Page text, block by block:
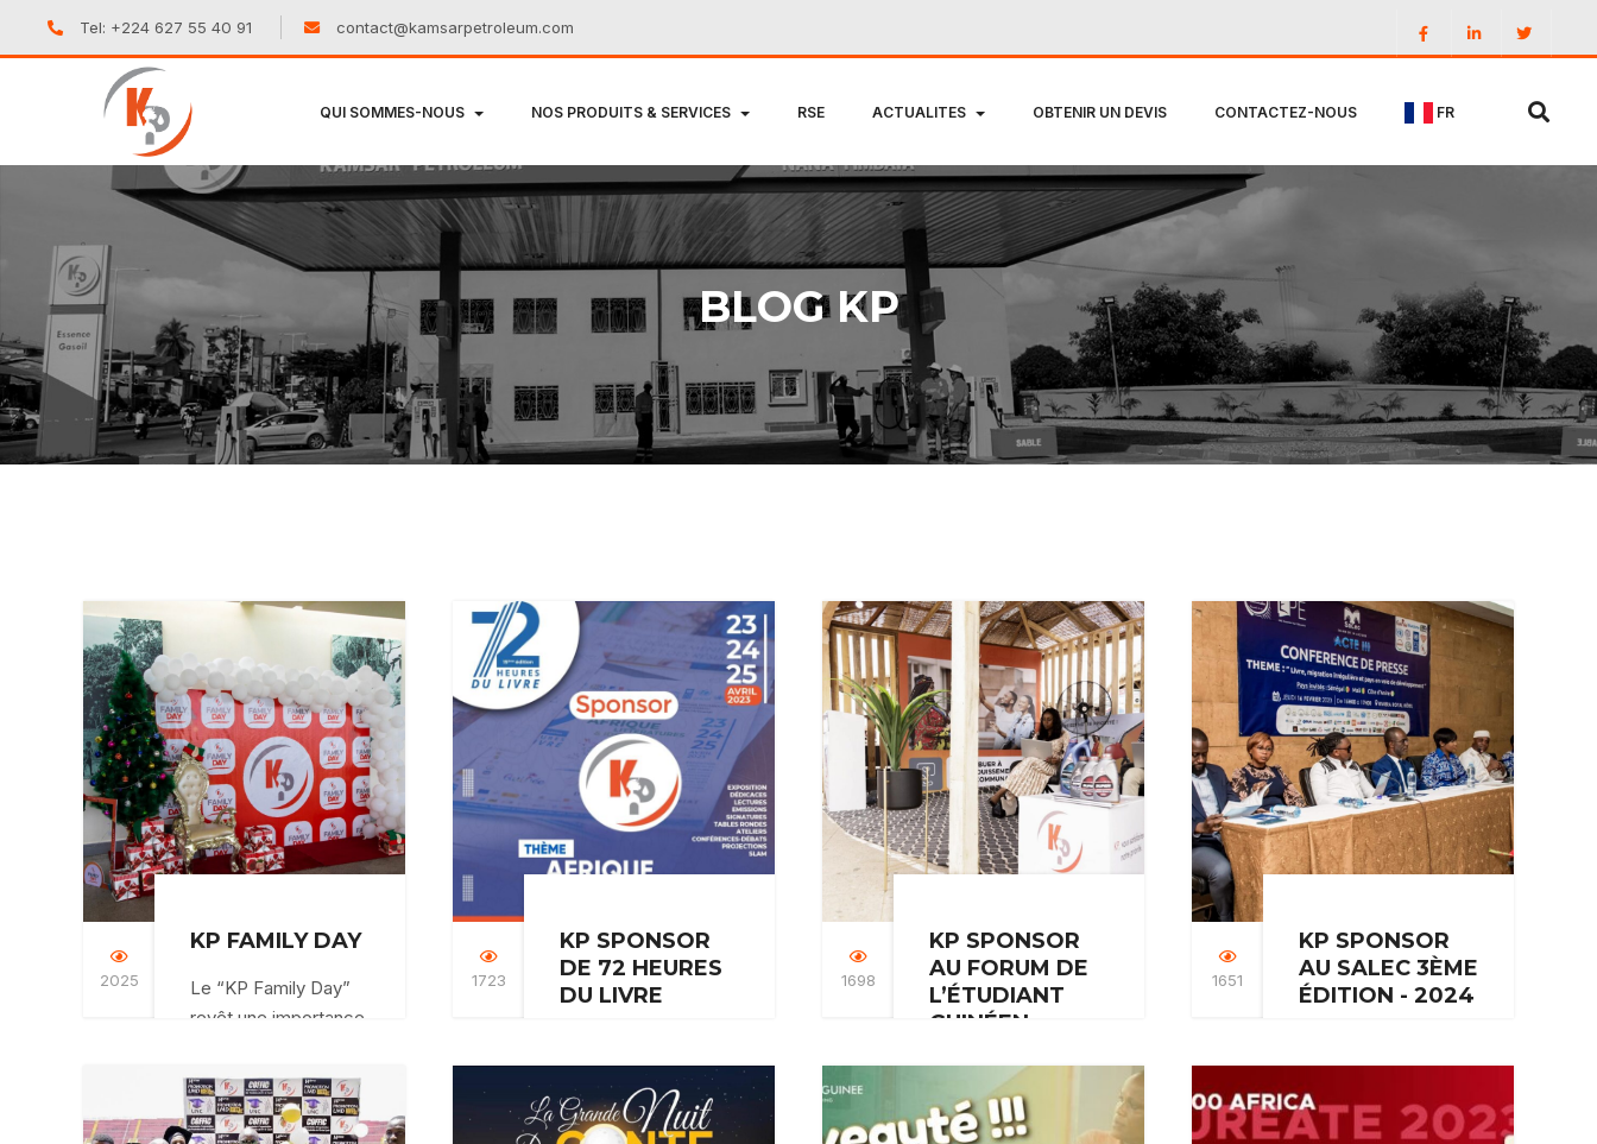
Tel: +224 627 55 40 91 contact@kamsarpetroleum.com
QUI SOMMES-NOUS NOS PRODUITS & SERVICES RSE ACTUALITES OBTENIR UN DEVIS CONTACTEZ-NOUS FR
BLOG KP
KP FAMILY DAY
Le “KP Family Day”
revêt une importance
car il incarne notre…
2025
KP SPONSOR
DE 72 HEURES
DU LIVRE
officiel de la 15e
édition des 72 heures
du livre de…
1723
KP SPONSOR
AU FORUM DE
L’ÉTUDIANT
GUINÉEN
KP est honoré de
participer activement
en tant que sponsor
1698
KP SPONSOR
AU SALEC 3ÈME
ÉDITION - 2024
sommes fiers
d’accompagner le
Salon de la Lecture
1651